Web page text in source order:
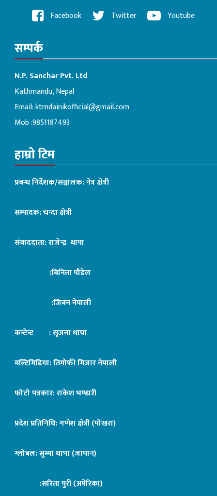
Facebook Twitter Youtube
सम्पर्क
N.P. Sanchar Pvt. Ltd
Kathmandu, Nepal
Email:ktmdainikofficial@gmail.com
Mob :9851187493
हाम्रो टिम
प्रबन्ध निर्देशक/सञ्चालक: नेत्र क्षेत्री
सम्पादक: चन्दा क्षेत्री
संवाददाता: राजेन्द्र थापा
:बिनिता पौडेल
:जिबन नेपाली
कन्टेन्ट : सृजना थापा
मल्टिमिडिया: तिमोफी मिजार नेपाली
फोटो पत्रकार: राकेश भण्डारी
प्रदेश प्रतिनिधि: गणेश क्षेत्री (पोखरा)
ग्लोबल: सुम्मा थापा (जापान)
:सरिता पुरी (अमेरिका)